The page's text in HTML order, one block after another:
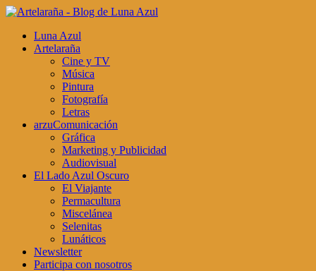
Luna Azul
Artelaraña
Cine y TV
Música
Pintura
Fotografía
Letras
arzuComunicación
Gráfica
Marketing y Publicidad
Audiovisual
El Lado Azul Oscuro
El Viajante
Permacultura
Miscelánea
Selenitas
Lunáticos
Newsletter
Participa con nosotros